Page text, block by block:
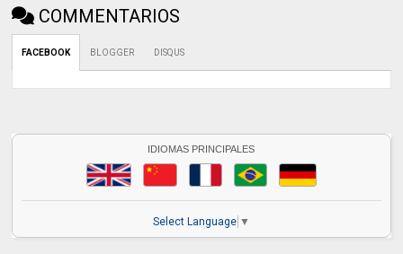
COMMENTARIOS
FACEBOOK BLOGGER DISQUS
IDIOMAS PRINCIPALES
Select Language ▼